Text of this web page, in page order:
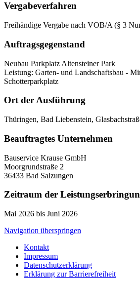
Vergabeverfahren
Freihändige Vergabe nach VOB/A (§ 3
Auftragsgegenstand
Neubau Parkplatz Altensteiner Park
Leistung: Garten- und Landschaftsbau -
Schotterparkplatz
Ort der Ausführung
Thüringen, Bad Liebenstein,
Beauftragtes Unternehmen
Bauservice Krause GmbH
Moorgrundstraße 2
36433 Bad Salzungen
Zeitraum der
Mai 2026 bis Juni 2026
Navigation überspringen
Kontakt
Impressum
Datenschutzerklärung
Erklärung zur Barrierefreiheit